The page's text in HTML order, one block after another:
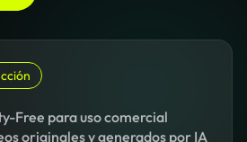
Free para uso comercial
originales y generados por IA